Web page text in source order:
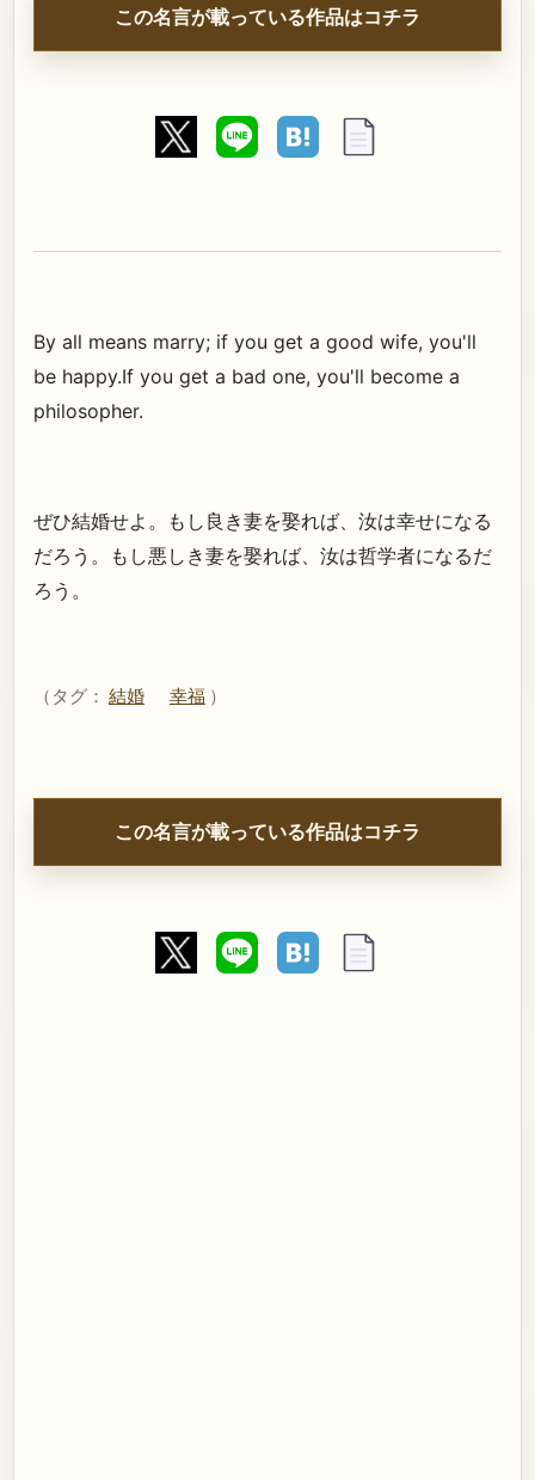
この名言が載っている作品はコチラ
By all means marry; if you get a good wife, you'll
be happy.If you get a bad one, you'll become a
philosopher.
ぜひ結婚せよ。もし良き妻を娶れば、汝は幸せになる
だろう。もし悪しき妻を娶れば、汝は哲学者になるだ
ろう。
（タグ： 結婚 幸福 ）
この名言が載っている作品はコチラ